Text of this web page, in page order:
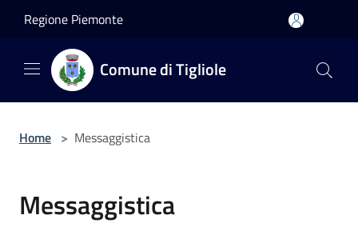
Regione Piemonte
Comune di Tigliole
Home > Messaggistica
Messaggistica